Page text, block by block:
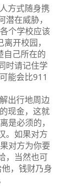
方式随身携
在威胁，
个学校应该
开校园，
自己所在的
时请记住学
能会比911
出行地周边
现金，这就
是必须的，
。如果对方
对方为你要
，当然也可
，钱财乃身